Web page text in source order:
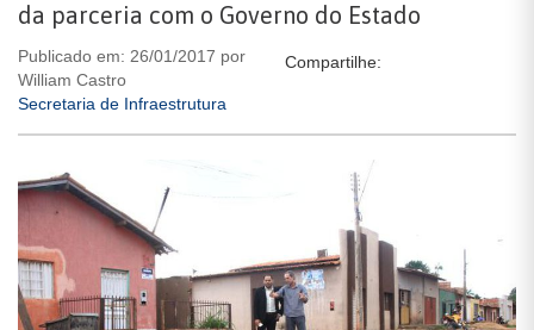
da parceria com o Governo do Estado
Publicado em: 26/01/2017 por
William Castro
Secretaria de Infraestrutura
Compartilhe: